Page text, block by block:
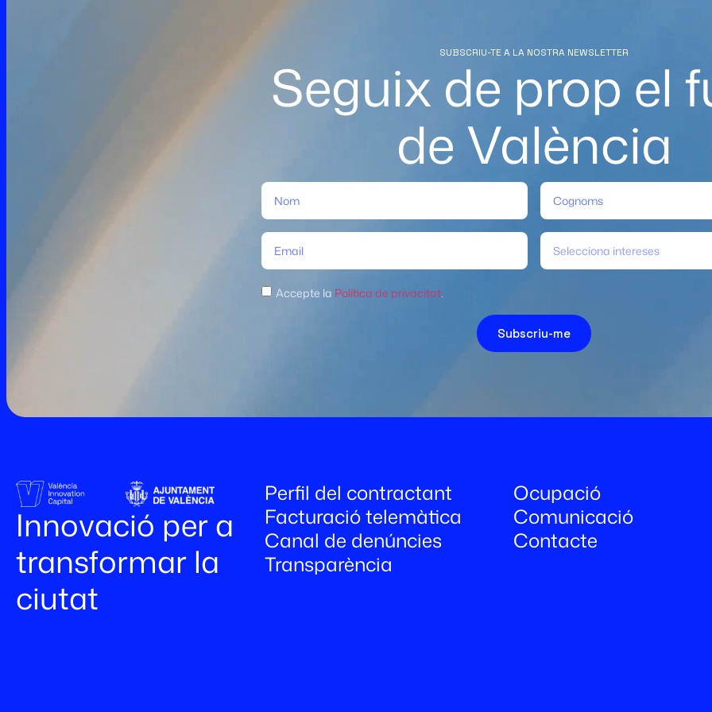
SUBSCRIU-TE A LA NOSTRA NEWSLETTER
Seguix de prop el
de València
Selecciona intereses
Accepte la Política de privacitat.
Subscriu-me
Innovació per a
transformar la
ciutat
Perfil del contractant
Facturació telemàtica
Canal de denúncies
Transparència
Ocupació
Comunicació
Contacte